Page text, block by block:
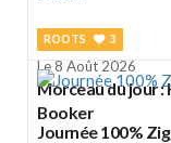
ROOTS 3
Le 8 Août 2026
Morceau du jour :
Booker
Journée 100%